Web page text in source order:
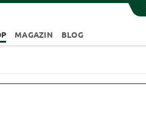
MAGAZIN BLOG